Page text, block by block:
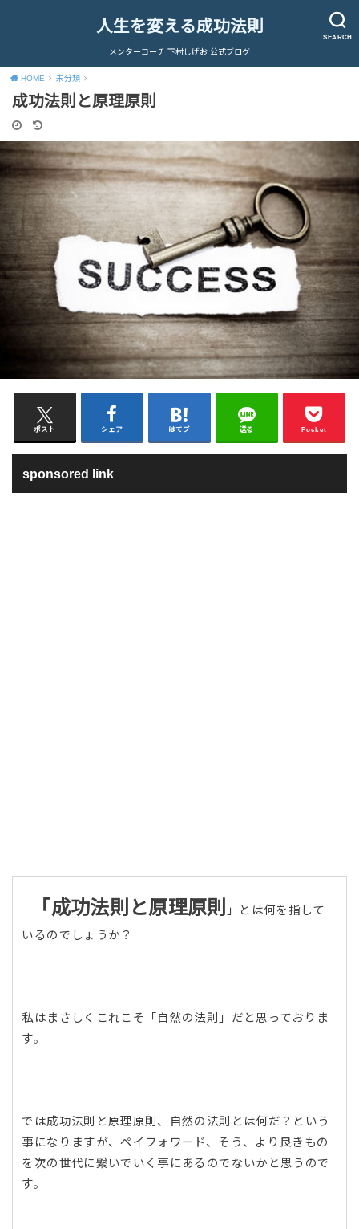
SEARCH
人生を変える成功法則
メンターコーチ 下村しげお 公式ブログ
HOME 未分類
成功法則と原理原則
ポスト シェア はてブ 送る Pocket
sponsored link
「成功法則と原理原則
」とは何を指して
いるのでしょうか？
私はまさしくこれこそ「自然の法則」だと思っておりま
す。
では成功法則と原理原則、自然の法則とは何だ？という
事になりますが、ペイフォワード、そう、より良きもの
を次の世代に繋いでいく事にあるのでないかと思うので
す。